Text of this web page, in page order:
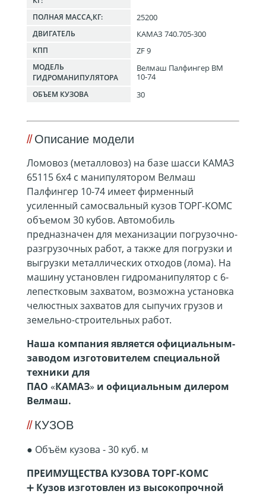
ПОЛНАЯ МАССА,КГ: 25200
ДВИГАТЕЛЬ КАМАЗ 740.705-300
КПП ZF 9
МОДЕЛЬ
ГИДРОМАНИПУЛЯТОРА
Велмаш Палфингер ВМ
10-74
ОБЪЕМ КУЗОВА 30
Описание модели
Ломовоз (металловоз) на базе шасси КАМАЗ
65115 6х4 с манипулятором Велмаш
Палфингер 10-74 имеет фирменный
усиленный самосвальный кузов ТОРГ-КОМС
объемом 30 кубов. Автомобиль
предназначен для механизации погрузочно-
разгрузочных работ, а также для погрузки и
выгрузки металлических отходов (лома). На
машину установлен гидроманипулятор с 6-
лепестковым захватом, возможна установка
челюстных захватов для сыпучих грузов и
земельно-строительных работ.
Наша компания является официальным-
заводом изготовителем специальной
техники для
ПАО «КАМАЗ» и официальным дилером
Велмаш.
КУЗОВ
● Объём кузова - 30 куб. м
ПРЕИМУЩЕСТВА КУЗОВА ТОРГ-КОМС
➕ Кузов изготовлен из высокопрочной